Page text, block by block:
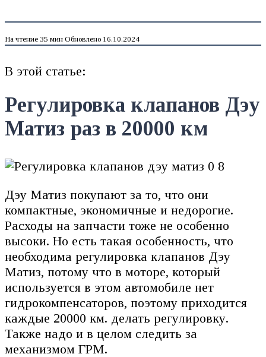
На чтение 35 мин Обновлено 16.10.2024
В этой статье:
Регулировка клапанов Дэу
Матиз раз в 20000 км
Дэу Матиз покупают за то, что они
компактные, экономичные и недорогие.
Расходы на запчасти тоже не особенно
высоки. Но есть такая особенность, что
необходима регулировка клапанов Дэу
Матиз, потому что в моторе, который
используется в этом автомобиле нет
гидрокомпенсаторов, поэтому приходится
каждые 20000 км. делать регулировку.
Также надо и в целом следить за
механизмом ГРМ.